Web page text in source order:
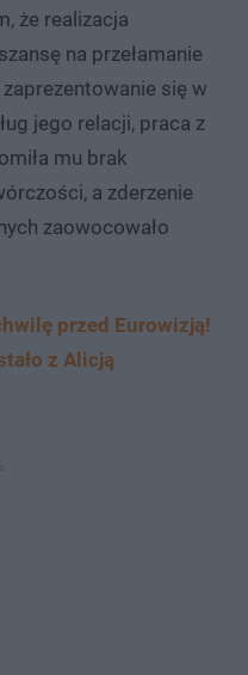
że realizacja
na przełamanie
się w
jego relacji, praca z
mu brak
a zderzenie
zaowocowało
przed Eurowizją!
z Alicją